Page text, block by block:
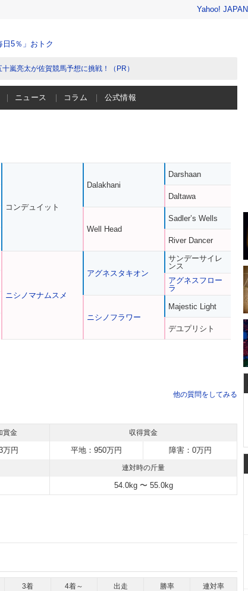
Yahoo! JAPAN
5％」おトク
嵐亮太が佐賀競馬予想に挑戦！（PR）
ニュース コラム 公式情報
コンデュイット
ニシノマナムスメ
Dalakhani
Well Head
アグネスタキオン
ニシノフラワー
Darshaan
Daltawa
Sadler’s Wells
River Dancer
サンデーサイレ
ンス
アグネスフロー
ラ
Majestic Light
デユプリシト
他の質問をしてみる
賞金 収得賞金
万円 平地：950万円 障害：0万円
連対時の斤量
54.0kg 〜 55.0kg
3着 4着～ 出走 勝率 連対率